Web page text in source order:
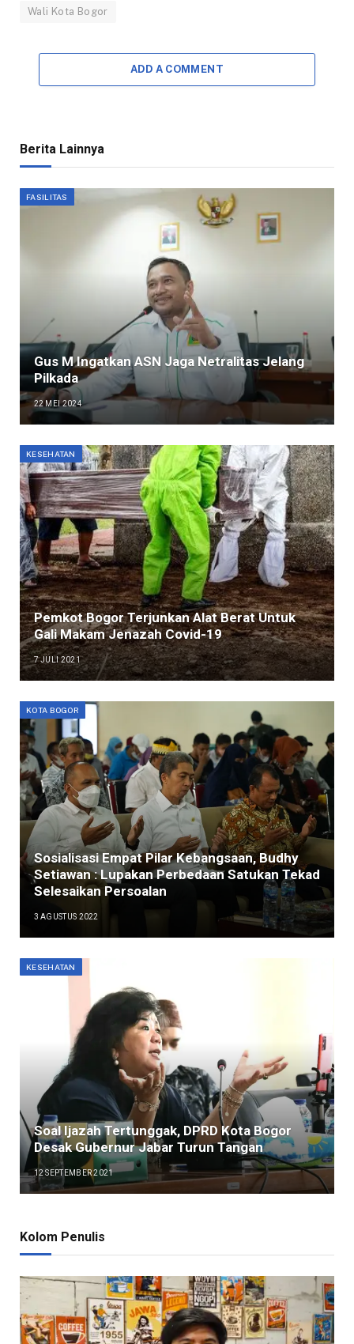
Wali Kota Bogor
ADD A COMMENT
Berita Lainnya
FASILITAS
Gus M Ingatkan ASN Jaga Netralitas Jelang
Pilkada
22 MEI 2024
KESEHATAN
Pemkot Bogor Terjunkan Alat Berat Untuk
Gali Makam Jenazah Covid-19
7 JULI 2021
KOTA BOGOR
Sosialisasi Empat Pilar Kebangsaan, Budhy
Setiawan : Lupakan Perbedaan Satukan Tekad
Selesaikan Persoalan
3 AGUSTUS 2022
KESEHATAN
Soal Ijazah Tertunggak, DPRD Kota Bogor
Desak Gubernur Jabar Turun Tangan
12 SEPTEMBER 2021
Kolom Penulis